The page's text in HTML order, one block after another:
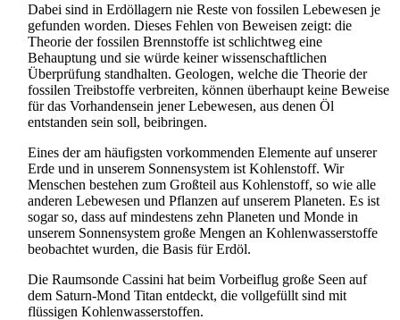
Dabei sind in Erdöllagern nie Reste von fossilen Lebewesen je
gefunden worden. Dieses Fehlen von Beweisen zeigt: die
Theorie der fossilen Brennstoffe ist schlichtweg eine
Behauptung und sie würde keiner wissenschaftlichen
Überprüfung standhalten. Geologen, welche die Theorie der
fossilen Treibstoffe verbreiten, können überhaupt keine Beweise
für das Vorhandensein jener Lebewesen, aus denen Öl
entstanden sein soll, beibringen.
Eines der am häufigsten vorkommenden Elemente auf unserer
Erde und in unserem Sonnensystem ist Kohlenstoff. Wir
Menschen bestehen zum Großteil aus Kohlenstoff, so wie alle
anderen Lebewesen und Pflanzen auf unserem Planeten. Es ist
sogar so, dass auf mindestens zehn Planeten und Monde in
unserem Sonnensystem große Mengen an Kohlen­wasser­stoffe
beobachtet wurden, die Basis für Erdöl.
Die Raumsonde Cassini hat beim Vorbeiflug große Seen auf
dem Saturn-Mond Titan entdeckt, die vollgefüllt sind mit
flüssigen Kohlen­wasser­stoffen.